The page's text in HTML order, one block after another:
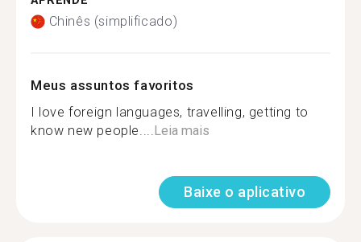
Chinês (simplificado)
Meus assuntos favoritos
I love foreign languages, travelling, getting to
know new people....Leia mais
Baixe o aplicativo